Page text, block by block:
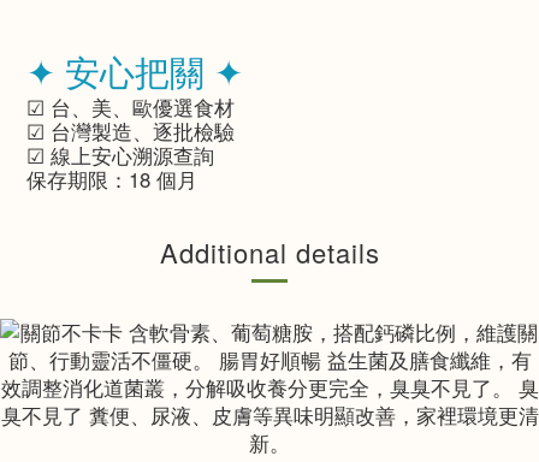
✦ 安心把關 ✦
☑ 台、美、歐優選食材
☑ 台灣製造、逐批檢驗
☑ 線上安心溯源查詢
保存期限：18 個月
Additional details